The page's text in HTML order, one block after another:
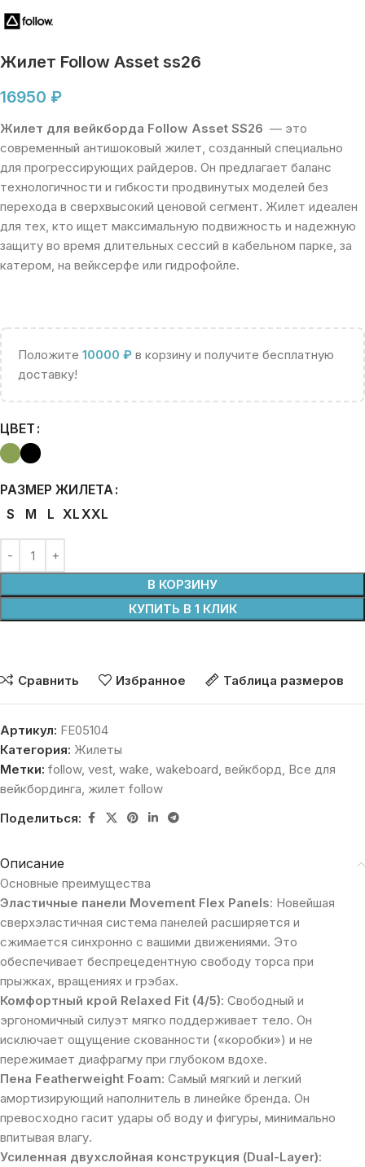
Жилет Follow Asset ss26
16950 ₽
Жилет для вейкборда Follow Asset SS26 — это
современный антишоковый жилет, созданный специально
для прогрессирующих райдеров. Он предлагает баланс
технологичности и гибкости продвинутых моделей без
перехода в сверхвысокий ценовой сегмент. Жилет идеален
для тех, кто ищет максимальную подвижность и надежную
защиту во время длительных сессий в кабельном парке, за
катером, на вейксерфе или гидрофойле.
Положите 10000 ₽ в корзину и получите бесплатную
доставку!
ЦВЕТ
РАЗМЕР ЖИЛЕТА
S
M L XLXXL
В КОРЗИНУ
КУПИТЬ В 1 КЛИК
Сравнить Избранное Таблица размеров
Артикул: FE05104
Категория: Жилеты
Метки: follow, vest, wake, wakeboard, вейкборд, Все для
вейкбординга, жилет follow
Поделиться:
Описание
Основные преимущества
Эластичные панели Movement Flex Panels: Новейшая
сверхэластичная система панелей расширяется и
сжимается синхронно с вашими движениями. Это
обеспечивает беспрецедентную свободу торса при
прыжках, вращениях и грэбах.
Комфортный крой Relaxed Fit (4/5): Свободный и
эргономичный силуэт мягко поддерживает тело. Он
исключает ощущение скованности («коробки») и не
пережимает диафрагму при глубоком вдохе.
Пена Featherweight Foam: Самый мягкий и легкий
амортизирующий наполнитель в линейке бренда. Он
превосходно гасит удары об воду и фигуры, минимально
впитывая влагу.
Усиленная двухслойная конструкция (Dual-Layer):